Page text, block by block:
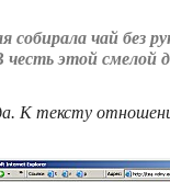
собирала чай без
честь этой смелой
К тексту